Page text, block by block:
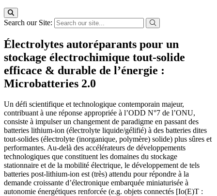
Search our Site:
Électrolytes autoréparants pour un
stockage électrochimique tout-solide
efficace & durable de l’énergie :
Microbatteries 2.0
Un défi scientifique et technologique contemporain majeur,
contribuant à une réponse appropriée à l’ODD N°7 de l’ONU,
consiste à impulser un changement de paradigme en passant des
batteries lithium-ion (électrolyte liquide/gélifié) à des batteries dites
tout-solides (électrolyte (inorganique, polymère) solide) plus sûres et
performantes. Au-delà des accélérateurs de développements
technologiques que constituent les domaines du stockage
stationnaire et de la mobilité électrique, le développement de tels
batteries post-lithium-ion est (très) attendu pour répondre à la
demande croissante d’électronique embarquée miniaturisée à
autonomie énergétiques renforcée (e.g. objets connectés [Io(E)T :